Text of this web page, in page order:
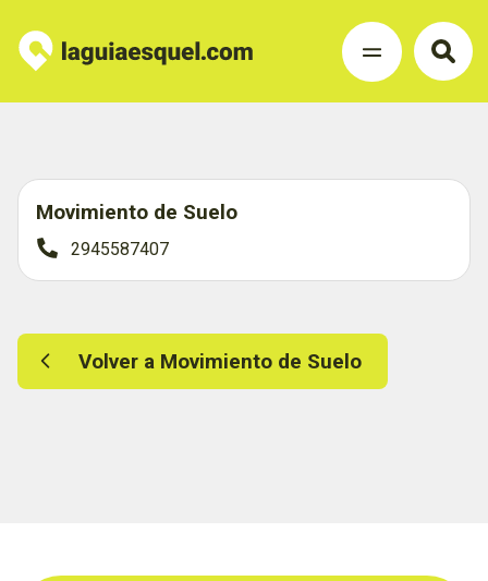
Movimiento de Suelo
2945587407
Volver a Movimiento de Suelo